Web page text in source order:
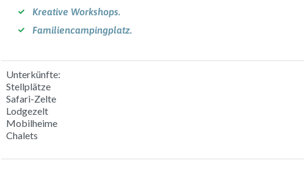
Kreative Workshops.
Familiencampingplatz.
Unterkünfte:
Stellplätze
Safari-Zelte
Lodgezelt
Mobilheime
Chalets